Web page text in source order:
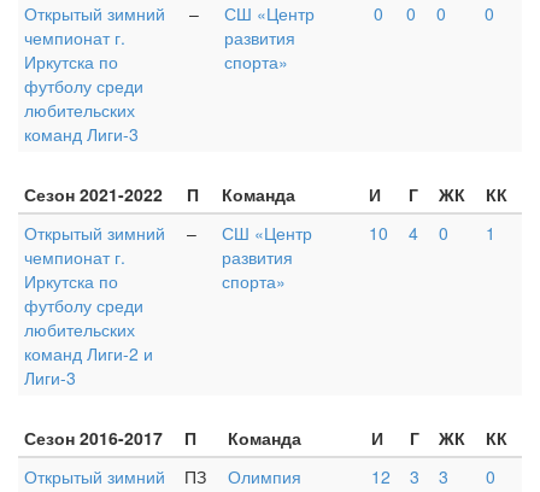
Открытый зимний
чемпионат г.
Иркутска по
футболу среди
любительских
команд Лиги-3
–
СШ «Центр
развития
спорта»
0 0 0 0
Сезон 2021-2022 П Команда И Г ЖК
КК
Открытый зимний
чемпионат г.
Иркутска по
футболу среди
любительских
команд Лиги-2 и
Лиги-3
–
СШ «Центр
развития
спорта»
10 4 0 1
Сезон 2016-2017 П Команда И Г ЖК
КК
Открытый зимний
ПЗ Олимпия 12 3 3 0